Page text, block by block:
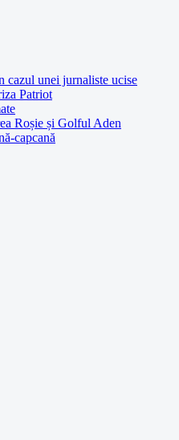
cazul unei jurnaliste ucise
Patriot
Roșie și Golful Aden
capcană